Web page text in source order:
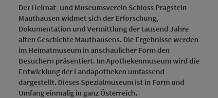
Der Heimat- und Museumsverein Schloss Pragstein
Mauthausen widmet sich der Erforschung,
Dokumentation und Vermittlung der tausend Jahre
alten Geschichte Mauthausens. Die Ergebnisse werden
im Heimatmuseum in anschaulicher Form den
Besuchern präsentiert. Im Apothekenmuseum wird die
Entwicklung der Landapotheken umfassend
dargestellt. Dieses Spezialmuseum ist in Form und
Umfang einmalig in ganz Österreich.